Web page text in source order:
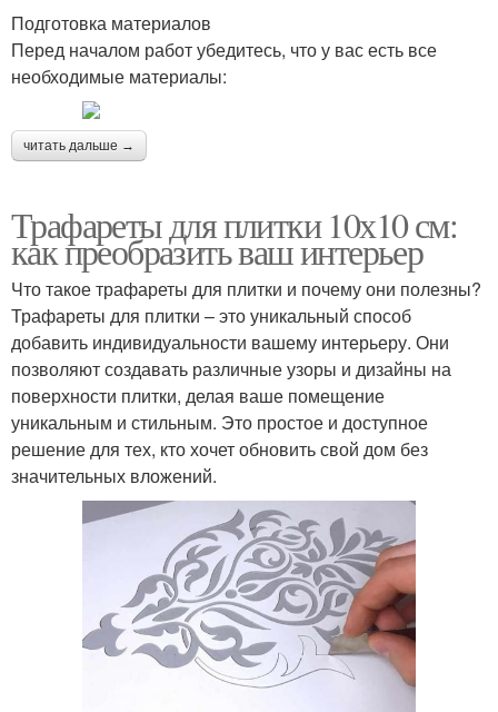
Подготовка материалов
Перед началом работ убедитесь, что у вас есть все
необходимые материалы:
читать дальше →
Трафареты для плитки 10х10 см:
как преобразить ваш интерьер
Что такое трафареты для плитки и почему они полезны?
Трафареты для плитки – это уникальный способ
добавить индивидуальности вашему интерьеру. Они
позволяют создавать различные узоры и дизайны на
поверхности плитки, делая ваше помещение
уникальным и стильным. Это простое и доступное
решение для тех, кто хочет обновить свой дом без
значительных вложений.